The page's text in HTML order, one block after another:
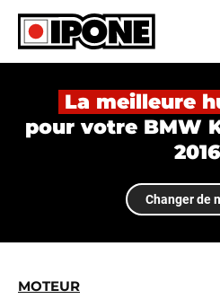
Ipone
HUILES MOTEUR
ENTRETIEN
MAINTENANCE
La meilleure
pour votre BMW
Changer de
MOTEUR